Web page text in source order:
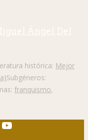
Ángel Del
histórica: Mejor
Subgéneros:
franquismo,
YouTube